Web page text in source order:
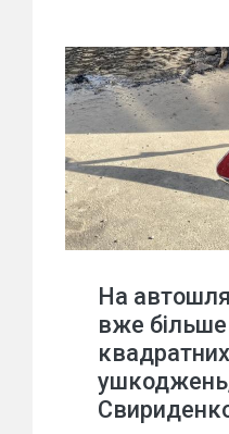
На
вже